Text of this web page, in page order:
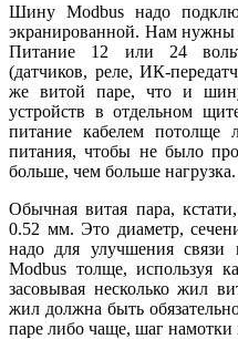
Шину Modbus надо
экранированной. Нам
Питание 12 или 24
(датчиков, реле, ИК-
же витой паре, что и
устройств в отдельном
питание кабелем потолще
питания, чтобы не было
больше, чем больше нагрузка.
Обычная витая пара,
0.52 мм. Это диаметр,
надо для улучшения связи
Modbus толще, используя
засовывая несколько жил
жил должна быть
паре либо чаще, шаг намотки